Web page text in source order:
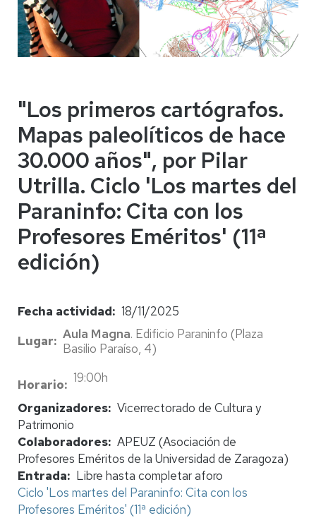
"Los primeros cartógrafos.
Mapas paleolíticos de hace
30.000 años", por Pilar
Utrilla. Ciclo 'Los martes del
Paraninfo: Cita con los
Profesores Eméritos' (11ª
edición)
Fecha actividad
18/11/2025
Lugar
Aula Magna. Edificio Paraninfo (Plaza
Basilio Paraíso, 4)
Horario
19:00h
Organizadores Vicerrectorado de Cultura y
Patrimonio
Colaboradores APEUZ (Asociación de
Profesores Eméritos de la Universidad de Zaragoza)
Entrada
Libre hasta completar aforo
Ciclo 'Los martes del Paraninfo: Cita con los
Profesores Eméritos' (11ª edición)